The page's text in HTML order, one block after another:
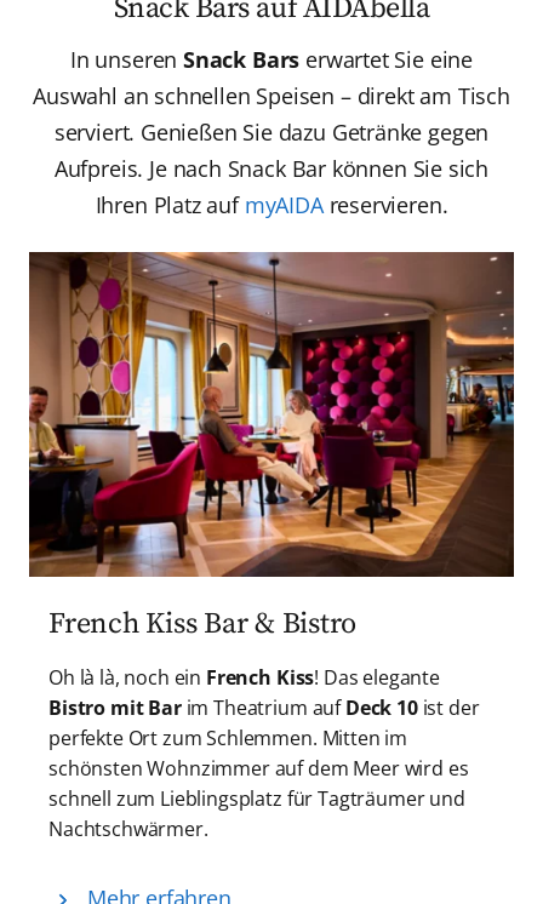
Snack Bars auf AIDAbella
In unserenSnack Bars erwartet Sie eine
Auswahl an schnellen Speisen – direkt am Tisch
serviert. Genießen Sie dazu Getränke gegen
Aufpreis. Je nach Snack Bar können Sie sich
Ihren Platz auf myAIDAreservieren.
French Kiss Bar & Bistro
Oh là là, noch ein French Kiss! Das elegante
Bistro mit Barim Theatrium aufDeck 10ist der
perfekte Ort zum Schlemmen. Mitten im
schönsten Wohnzimmer auf dem Meer wird es
schnell zum Lieblingsplatz für Tagträumer und
Nachtschwärmer.
Mehr erfahren